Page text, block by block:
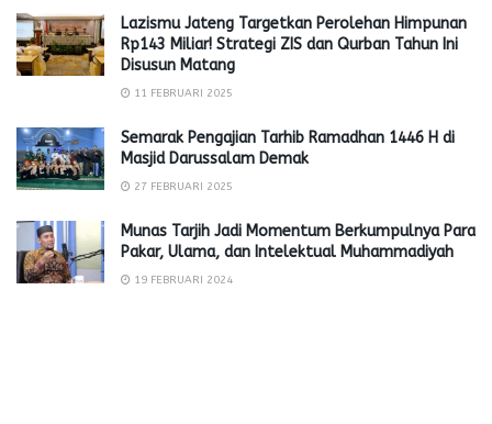
Lazismu Jateng Targetkan Perolehan Himpunan
Rp143 Miliar! Strategi ZIS dan Qurban Tahun Ini
Disusun Matang
11 FEBRUARI 2025
Semarak Pengajian Tarhib Ramadhan 1446 H di
Masjid Darussalam Demak
27 FEBRUARI 2025
Munas Tarjih Jadi Momentum Berkumpulnya Para
Pakar, Ulama, dan Intelektual Muhammadiyah
19 FEBRUARI 2024